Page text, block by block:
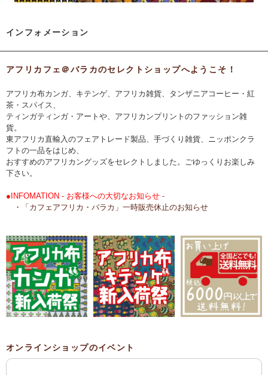
インフォメーション
アフリカフェ＠バラカのセレクトショップへようこそ！
アフリカ布カンガ、キテンゲ、アフリカ雑貨、タンザニアコーヒー・紅
茶・スパイス、
ティンガティンガ・アートや、アフリカンプリントのファッション雑
貨。
東アフリカ直輸入のフェアトレード製品、手づくり雑貨、ニッポンクラ
フトの一品をはじめ、
おすすめのアフリカングッズをセレクトしました。ごゆっくりお楽しみ
下さい。
●INFOMATION - お客様への大切なお知らせ -
・「カフェアフリカ・バラカ」一時販売休止のお知らせ
オンラインショップのイベント